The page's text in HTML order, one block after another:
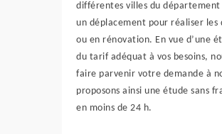
différentes villes du département
un déplacement pour réaliser les
ou en rénovation. En vue d’une
du tarif adéquat à vos besoins,
faire parvenir votre demande à
proposons ainsi une étude sans
en moins de 24 h.